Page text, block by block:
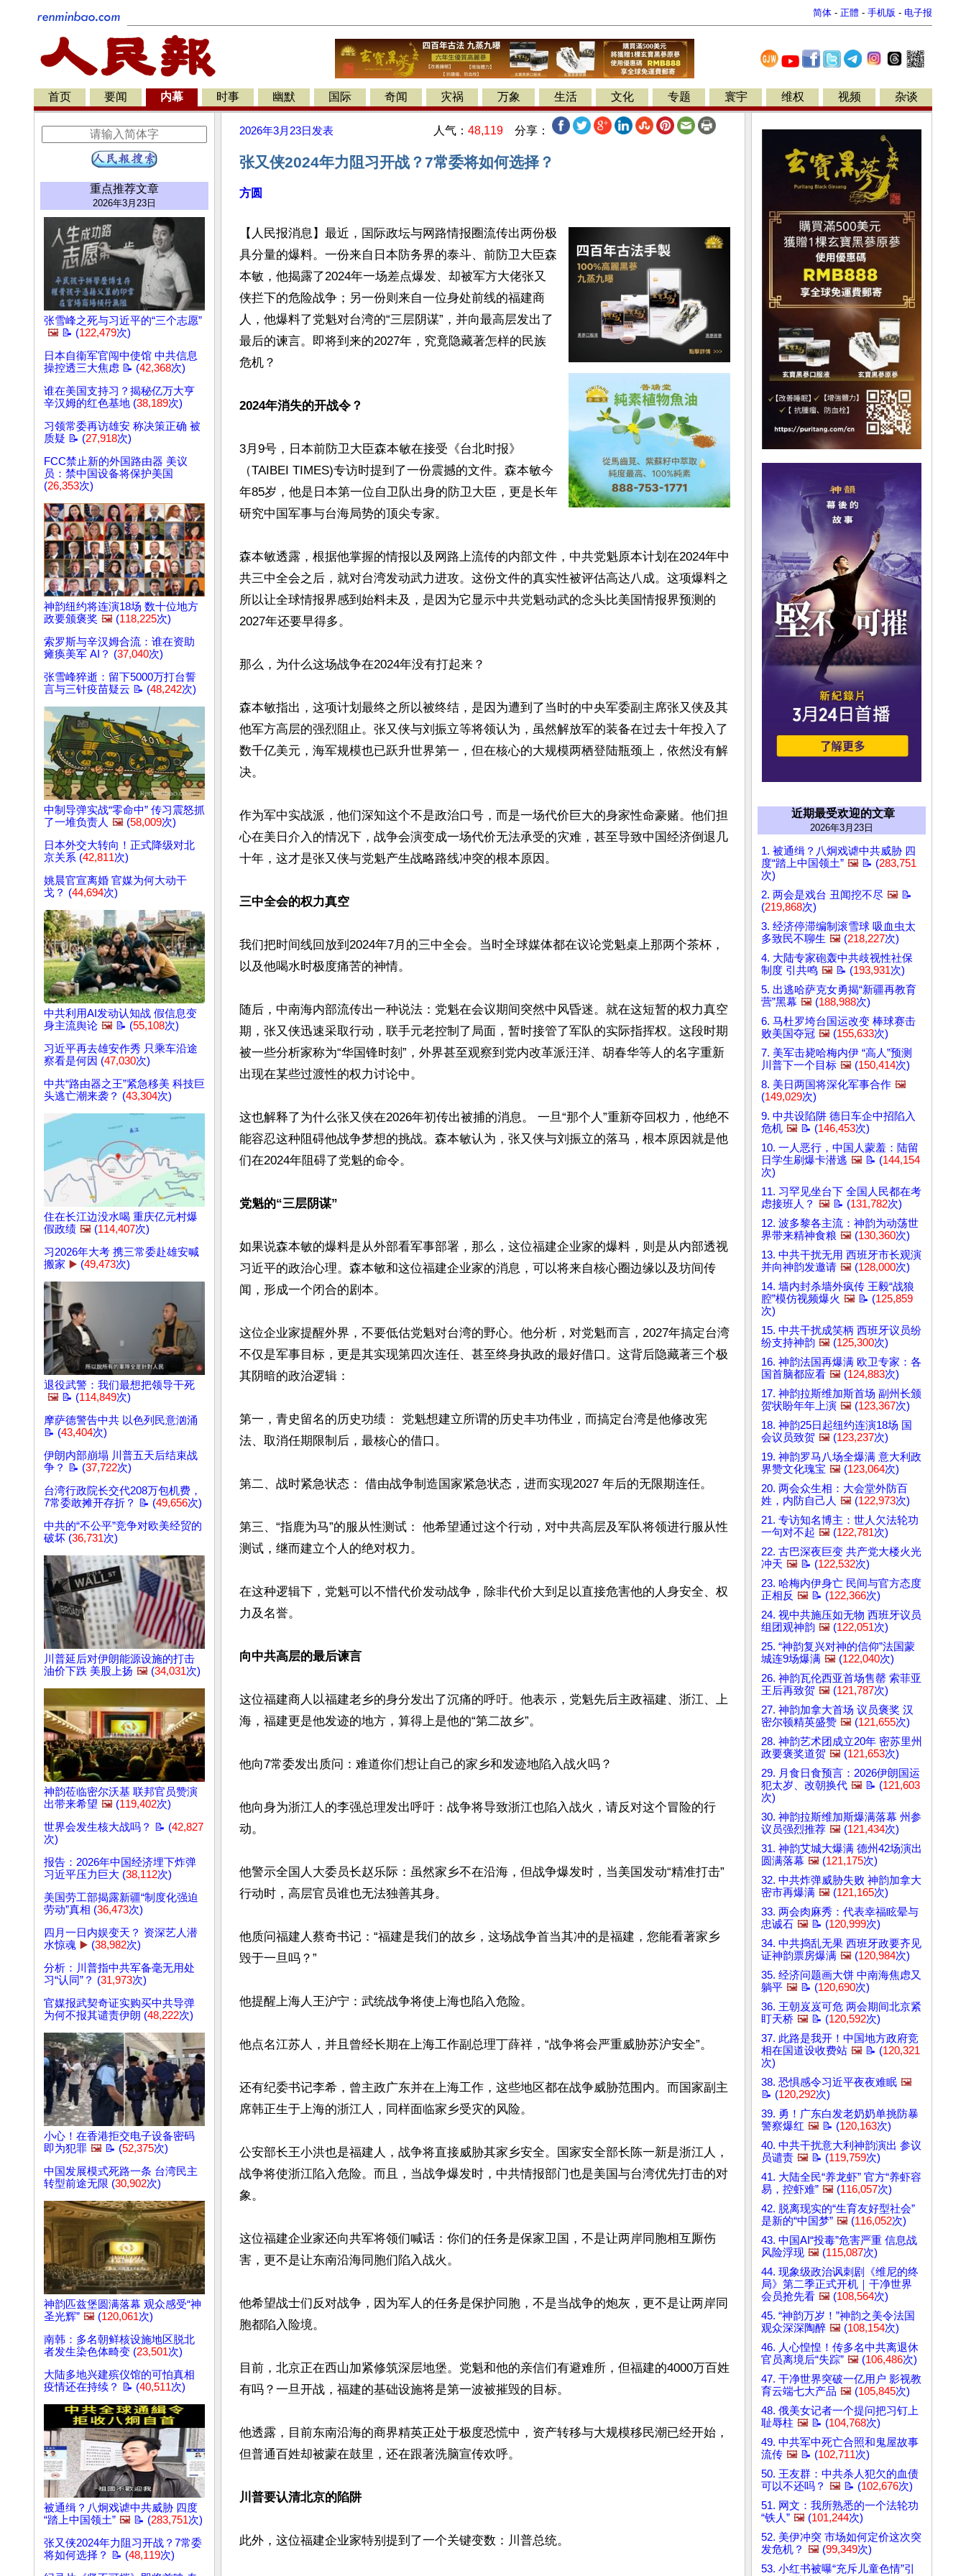
简体 - 正體 - 手机版 - 电子报
首页 要闻 内幕 时事 幽默 国际 奇闻 灾祸 万象 生活 文化 专题 寰宇 维权 视频 杂谈
重点推荐文章
2026年3月23日
张雪峰之死与习近平的“三个志愿”
🖼️ 📝 (122,479次)
日本自衞军官闯中使馆 中共信息
操控透三大焦虑 📝 (42,368次)
谁在美国支持习？揭秘亿万大亨
辛汉姆的红色基地 (38,189次)
习领常委再访雄安 称决策正确 被
质疑 📝 (27,918次)
FCC禁止新的外国路由器 美议
员：禁中国设备将保护美国
(26,353次)
神韵纽约将连演18场 数十位地方
政要颁褒奖 🖼️ (118,225次)
索罗斯与辛汉姆合流：谁在资助
瘫痪美军 AI？ (37,040次)
张雪峰猝逝：留下5000万打台誓
言与三针疫苗疑云 📝 (48,242次)
中制导弹实战“零命中” 传习震怒抓
了一堆负责人 🖼️ (58,009次)
日本外交大转向！正式降级对北
京关系 (42,811次)
姚晨官宣离婚 官媒为何大动干
戈？ (44,694次)
中共利用AI发动认知战 假信息变
身主流舆论 🖼️ 📝 (55,108次)
习近平再去雄安作秀 只乘车沿途
察看是何因 (47,030次)
中共“路由器之王”紧急移美 科技巨
头逃亡潮来袭？ (43,304次)
住在长江边没水喝 重庆亿元村爆
假政绩 🖼️ (114,407次)
习2026年大考 携三常委赴雄安喊
搬家 ▶️ (49,473次)
退役武警：我们最想把领导干死
🖼️ 📝 (114,849次)
摩萨德警告中共 以色列民意汹涌
📝 (43,404次)
伊朗内部崩塌 川普五天后结束战
争？ 📝 (37,722次)
台湾行政院长交代208万包机费，
7常委敢摊开存折？ 📝 (49,656次)
中共的“不公平”竞争对欧美经贸的
破坏 (36,731次)
川普延后对伊朗能源设施的打击
油价下跌 美股上扬 🖼️ (34,031次)
神韵莅临密尔沃基 联邦官员赞演
出带来希望 🖼️ (119,402次)
世界会发生核大战吗？ 📝 (42,827
次)
报告：2026年中国经济埋下炸弹
习近平压力巨大 (38,112次)
美国劳工部揭露新疆“制度化强迫
劳动”真相 (36,473次)
四月一日内娱变天？ 资深艺人潜
水惊魂 ▶️ (38,982次)
分析：川普指中共军备毫无用处
习“认同”？ (31,973次)
官媒报武契奇证实购买中共导弹
为何不报其谴责伊朗 (48,222次)
小心！在香港拒交电子设备密码
即为犯罪 🖼️ 📝 (52,375次)
中国发展模式死路一条 台湾民主
转型前途无限 (30,902次)
神韵匹兹堡圆满落幕 观众感受“神
圣光辉” 🖼️ (120,061次)
南韩：多名朝鲜核设施地区脱北
者发生染色体畸变 (23,501次)
大陆多地兴建殡仪馆的可怕真相
疫情还在持续？ 📝 (40,511次)
被通缉？八炯戏谑中共威胁 四度
“踏上中国领土” 🖼️ 📝 (283,751次)
张又侠2024年力阻习开战？7常委
将如何选择？ 📝 (48,119次)
2026年3月23日 发表 人气： 48,119 分享：
张又侠2024年力阻习开战？7常委将如何选择？
方圆
【人民报消息】最近，国际政坛与网路情报圈流传出两份极
具分量的爆料。一份来自日本防务界的泰斗、前防卫大臣森
本敏，他揭露了2024年一场差点爆发、却被军方大佬张又
侠拦下的危险战争；另一份则来自一位身处前线的福建商
人，他爆料了党魁对台湾的“三层阴谋”，并向最高层发出了
最后的谏言。即将到来的2027年，究竟隐藏著怎样的民族
危机？
2024年消失的开战令？
3月9号，日本前防卫大臣森本敏在接受《台北时报》
（TAIBEI TIMES)专访时提到了一份震撼的文件。森本敏今
年85岁，他是日本第一位自卫队出身的防卫大臣，更是长年
研究中国军事与台海局势的顶尖专家。
森本敏透露，根据他掌握的情报以及网路上流传的内部文件，中共党魁原本计划在2024年中
共三中全会之后，就对台湾发动武力进攻。这份文件的真实性被评估高达八成。这项爆料之
所以让全球情报界感到始料未及，是因为它显示中共党魁动武的念头比美国情报界预测的
2027年还要早得多。
那么，为什么这场战争在2024年没有打起来？
森本敏指出，这项计划最终之所以被终结，是因为遭到了当时的中央军委副主席张又侠及其
他军方高层的强烈阻止。张又侠与刘振立等将领认为，虽然解放军的装备在过去十年投入了
数千亿美元，海军规模也已跃升世界第一，但在核心的大规模两栖登陆瓶颈上，依然没有解
决。
作为军中实战派，他们深知这个不是政治口号，而是一场代价巨大的身家性命豪赌。他们担
心在美日介入的情况下，战争会演变成一场代价无法承受的灾难，甚至导致中国经济倒退几
十年，这才是张又侠与党魁产生战略路线冲突的根本原因。
三中全会的权力真空
我们把时间线回放到2024年7月的三中全会。当时全球媒体都在议论党魁桌上那两个茶杯，
以及他喝水时极度痛苦的神情。
随后，中南海内部流传出一种说法：党魁在会议期间突然中风昏迷。就在这短暂的权力真空
期，张又侠迅速采取行动，联手元老控制了局面，暂时接管了军队的实际指挥权。这段时期
被一些分析家称为“华国锋时刻”，外界甚至观察到党内改革派汪洋、胡春华等人的名字重新
出现在某些过渡性的权力讨论中。
这也解释了为什么张又侠在2026年初传出被捕的消息。 一旦“那个人”重新夺回权力，他绝不
能容忍这种阻碍他战争梦想的挑战。森本敏认为，张又侠与刘振立的落马，根本原因就是他
们在2024年阻碍了党魁的命令。
党魁的“三层阴谋”
如果说森本敏的爆料是从外部看军事部署，那么，这位福建企业家的爆料，则是从内部透视
习近平的政治心理。森本敏和这位福建企业家的消息，可以将来自核心圈边缘以及坊间传
闻，形成一个闭合的剧本。
这位企业家提醒外界，不要低估党魁对台湾的野心。他分析，对党魁而言，2027年搞定台湾
不仅是军事目标，更是其实现第四次连任、甚至终身执政的最好借口。这背后隐藏著三个极
其阴暗的政治逻辑：
第一，青史留名的历史功绩： 党魁想建立所谓的历史丰功伟业，而搞定台湾是他修改宪
法、取消任期限制后，最核心的借口。
第二、战时紧急状态： 借由战争制造国家紧急状态，进而实现2027 年后的无限期连任。
第三、“指鹿为马”的服从性测试： 他希望通过这个行动，对中共高层及军队将领进行服从性
测试，继而建立个人的绝对权力。
在这种逻辑下，党魁可以不惜代价发动战争，除非代价大到足以直接危害他的人身安全、权
力及名誉。
向中共高层的最后谏言
这位福建商人以福建老乡的身分发出了沉痛的呼吁。他表示，党魁先后主政福建、浙江、上
海，福建更是他发迹的地方，算得上是他的“第二故乡”。
他向7常委发出质问：难道你们想让自己的家乡和发迹地陷入战火吗？
他向身为浙江人的李强总理发出呼吁：战争将导致浙江也陷入战火，请反对这个冒险的行
动。
他警示全国人大委员长赵乐际：虽然家乡不在沿海，但战争爆发时，当美国发动“精准打击”
行动时，高层官员谁也无法独善其身。
他质问福建人蔡奇书记：“福建是我们的故乡，这场战争首当其冲的是福建，您能看著家乡
毁于一旦吗？”
他提醒上海人王沪宁：武统战争将使上海也陷入危险。
他点名江苏人，并且曾经长期在上海工作副总理丁薛祥，“战争将会严重威胁苏沪安全”。
还有纪委书记李希，曾主政广东并在上海工作，这些地区都在战争威胁范围内。而国家副主
席韩正生于上海的浙江人，同样面临家乡受灾的风险。
公安部长王小洪也是福建人，战争将直接威胁其家乡安全。国家安全部长陈一新是浙江人，
战争将使浙江陷入危险。而且，当战争爆发时，中共情报部门也是美国与台湾优先打击的对
象。
这位福建企业家还向共军将领们喊话：你们的任务是保家卫国，不是让两岸同胞相互厮伤
害，更不是让东南沿海同胞们陷入战火。
他希望战士们反对战争，因为军人的任务是保护同胞，不是当战争的炮灰，更不是让两岸同
胞都陷入险境。
目前，北京正在西山加紧修筑深层地堡。党魁和他的亲信们有避难所，但福建的4000万百姓
有吗？一旦开战，福建的基础设施将是第一波被摧毁的目标。
他透露，目前东南沿海的商界精英正处于极度恐慌中，资产转移与大规模移民潮已经开始，
但普通百姓却被蒙在鼓里，还在跟著洗脑宣传欢呼。
川普要认清北京的陷阱
此外，这位福建企业家特别提到了一个关键变数：川普总统。
近期最受欢迎的文章
2026年3月23日
1. 被通缉？八炯戏谑中共威胁 四
度“踏上中国领土” 🖼️ 📝 (283,751
次)
2. 两会是戏台 丑闻挖不尽 🖼️ 📝
(219,868次)
3. 经济停滞编制滚雪球 吸血虫太
多致民不聊生 🖼️ (218,227次)
4. 大陆专家砲轰中共歧视性社保
制度 引共鸣 🖼️ 📝 (193,931次)
5. 出逃哈萨克女勇揭“新疆再教育
营”黑幕 🖼️ (188,988次)
6. 马杜罗垮台国运改变 棒球赛击
败美国夺冠 🖼️ (155,633次)
7. 美军击毙哈梅内伊 “高人”预测
川普下一个目标 🖼️ (150,414次)
8. 美日两国将深化军事合作 🖼️
(149,029次)
9. 中共设陷阱 德日车企中招陷入
危机 🖼️ 📝 (146,453次)
10. 一人恶行，中国人蒙羞：陆留
日学生刷爆卡潜逃 🖼️ 📝 (144,154
次)
11. 习罕见坐台下 全国人民都在考
虑接班人？ 🖼️ 📝 (131,782次)
12. 波多黎各主流：神韵为动荡世
界带来精神食粮 🖼️ (130,360次)
13. 中共干扰无用 西班牙市长观演
并向神韵发邀请 🖼️ (128,000次)
14. 墙内封杀墙外疯传 王毅“战狼
腔”模仿视频爆火 🖼️ 📝 (125,859
次)
15. 中共干扰成笑柄 西班牙议员纷
纷支持神韵 🖼️ (125,300次)
16. 神韵法国再爆满 欧卫专家：各
国首脑都应看 🖼️ (124,883次)
17. 神韵拉斯维加斯首场 副州长颁
贺状盼年年上演 🖼️ (123,367次)
18. 神韵25日起纽约连演18场 国
会议员致贺 🖼️ (123,237次)
19. 神韵罗马八场全爆满 意大利政
界赞文化瑰宝 🖼️ (123,064次)
20. 两会众生相：大会堂外防百
姓，内防自己人 🖼️ (122,973次)
21. 专访知名博主：世人欠法轮功
一句对不起 🖼️ (122,781次)
22. 古巴深夜巨变 共产党大楼火光
冲天 🖼️ 📝 (122,532次)
23. 哈梅内伊身亡 民间与官方态度
正相反 🖼️ 📝 (122,366次)
24. 视中共施压如无物 西班牙议员
组团观神韵 🖼️ (122,051次)
25. “神韵复兴对神的信仰”法国蒙
城连9场爆满 🖼️ (122,040次)
26. 神韵瓦伦西亚首场售罄 索菲亚
王后再致贺 🖼️ (121,787次)
27. 神韵加拿大首场 议员褒奖 汉
密尔顿精英盛赞 🖼️ (121,655次)
28. 神韵艺术团成立20年 密苏里州
政要褒奖道贺 🖼️ (121,653次)
29. 月食日食预言：2026伊朗国运
犯太岁、改朝换代 🖼️ 📝 (121,603
次)
30. 神韵拉斯维加斯爆满落幕 州参
议员强烈推荐 🖼️ (121,434次)
31. 神韵艾城大爆满 德州42场演出
圆满落幕 🖼️ (121,175次)
32. 中共炸弹威胁失败 神韵加拿大
密市再爆满 🖼️ (121,165次)
33. 两会肉麻秀：代表幸福眩晕与
忠诚石 🖼️ 📝 (120,999次)
34. 中共捣乱无果 西班牙政要齐见
证神韵票房爆满 🖼️ (120,984次)
35. 经济问题画大饼 中南海焦虑又
躺平 🖼️ 📝 (120,690次)
36. 王朝岌岌可危 两会期间北京紧
盯天桥 🖼️ 📝 (120,592次)
37. 此路是我开！中国地方政府竞
相在国道设收费站 🖼️ 📝 (120,321
次)
38. 恐惧感令习近平夜夜难眠 🖼️
📝 (120,292次)
39. 勇！广东白发老奶奶单挑防暴
警察爆红 🖼️ 📝 (120,163次)
40. 中共干扰意大利神韵演出 参议
员谴责 🖼️ 📝 (119,759次)
41. 大陆全民“养龙虾” 官方“养虾容
易，控虾难” 🖼️ (116,057次)
42. 脱离现实的“生育友好型社会”
是新的“中国梦” 🖼️ (116,052次)
43. 中国AI“投毒”危害严重 信息战
风险浮现 🖼️ (115,087次)
44. 现象级政治讽刺剧《维尼的终
局》第二季正式开机｜干净世界
会员抢先看 🖼️ (108,564次)
45. “神韵万岁！”神韵之美令法国
观众深深陶醉 🖼️ (108,154次)
46. 人心惶惶！传多名中共离退休
官员离境后“失踪” 🖼️ (106,486次)
47. 干净世界突破一亿用户 影视教
育云端七大产品 🖼️ (105,845次)
48. 俄美女记者一个提问把习钉上
耻辱柱 🖼️ 📝 (104,768次)
49. 中共军中死亡合照和鬼屋故事
流传 🖼️ 📝 (102,711次)
50. 王友群：中共杀人犯欠的血债
可以不还吗？ 🖼️ 📝 (102,676次)
51. 网文：我所熟悉的一个法轮功
“铁人” 🖼️ (101,244次)
52. 美伊冲突 市场如何定价这次突
发危机？ 🖼️ (99,349次)
53. 小红书被曝“充斥儿童色情”引